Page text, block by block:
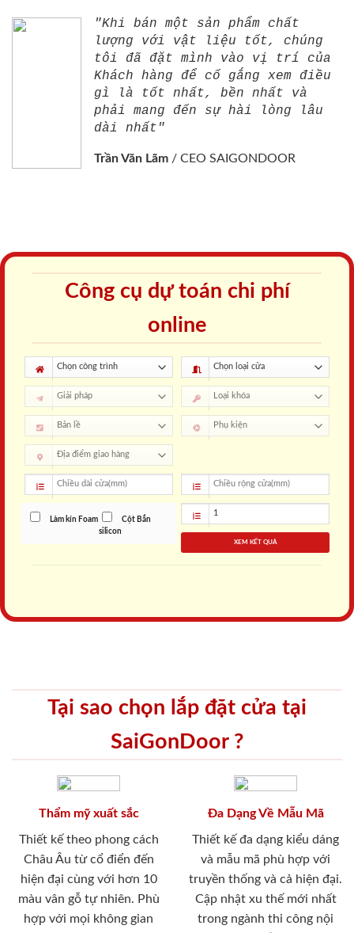
"Khi bán một sản phẩm chất
lượng với vật liệu tốt, chúng
tôi đã đặt mình vào vị trí của
Khách hàng để cố gắng xem điều
gì là tốt nhất, bền nhất và
phải mang đến sự hài lòng lâu
dài nhất"
Trần Văn Lãm / CEO SAIGONDOOR
Công cụ dự toán chi phí
online
Làm kín Foam
Cột Bắn
silicon
XEM KẾT QUẢ
Tại sao chọn lắp đặt cửa tại
SaiGonDoor ?
Thẩm mỹ xuất sắc
Thiết kế theo phong cách
Châu Âu từ cổ điển đến
hiện đại cùng với hơn 10
màu vân gỗ tự nhiên. Phù
hợp với mọi không gian
Đa Dạng Về Mẫu Mã
Thiết kế đa dạng kiểu dáng
và mẫu mã phù hợp với
truyền thống và cả hiện đại.
Cập nhật xu thế mới nhất
trong ngành thi công nội